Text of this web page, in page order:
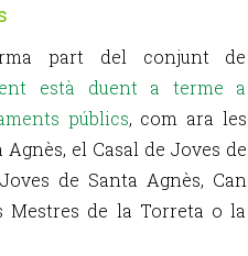
part del conjunt de
està duent a terme a
públics, com ara les
el Casal de Joves de
de Santa Agnès, Can
Mestres de la Torreta o la